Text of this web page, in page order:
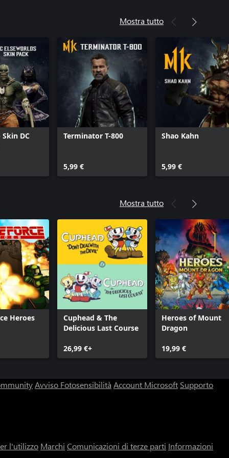
Mostra tutto
DC
Terminator T-800
5,99 €
Shao Kahn
5,99 €
Mostra tutto
Heroes
Cuphead & The
Delicious Last Course
26,99 €+
Heroes of Mount
Dragon
19,99 €
Avviso Fotosensibilità Account Microsoft Supporto
l'utilizzo Marchi Comunicazioni di terze parti Informazioni